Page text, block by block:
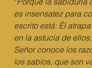
es insensatez para
escrito está: Él
en la astucia de
Señor conoce los
los sabios, que son